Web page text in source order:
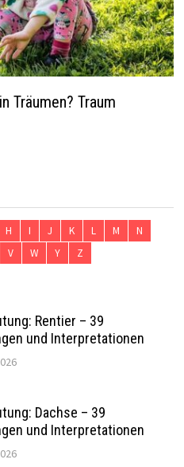
Träumen? Traum
H I J K L M
N
V W Y Z
Rentier – 39
und Interpretationen
Dachse – 39
und Interpretationen